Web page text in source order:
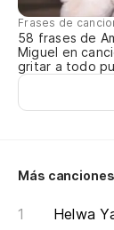
Frases de
58 frases de
Miguel en
gritar a todo
Más
Helwa